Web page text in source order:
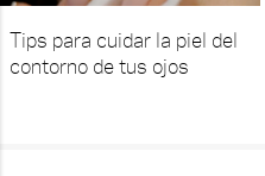
Tips para cuidar la piel del
contorno de tus ojos